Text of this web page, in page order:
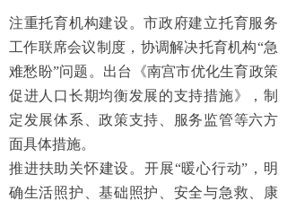
注重托育机构建设。市政府建立托育服务
工作联席会议制度，协调解决托育机构“急
难愁盼”问题。出台《南宫市优化生育政策
促进人口长期均衡发展的支持措施》，制
定发展体系、政策支持、服务监管等六方
面具体措施。
推进扶助关怀建设。开展“暖心行动”，明
确生活照护、基础照护、安全与急救、康